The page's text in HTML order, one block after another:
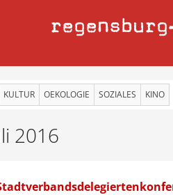
regensburg
KULTUR OEKOLOGIE SOZIALES KINO
2016